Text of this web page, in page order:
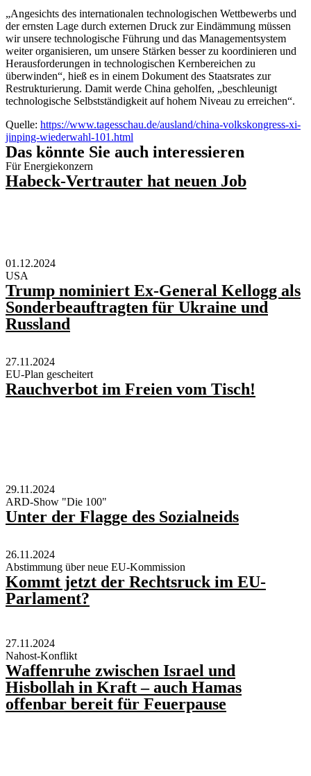
„Angesichts des internationalen technologischen Wettbewerbs und
der ernsten Lage durch externen Druck zur Eindämmung müssen
wir unsere technologische Führung und das Managementsystem
weiter organisieren, um unsere Stärken besser zu koordinieren und
Herausforderungen in technologischen Kernbereichen zu
überwinden“, hieß es in einem Dokument des Staatsrates zur
Restrukturierung. Damit werde China geholfen, „beschleunigt
technologische Selbstständigkeit auf hohem Niveau zu erreichen“.
Quelle: https://www.tagesschau.de/ausland/china-volkskongress-xi-
jinping-wiederwahl-101.html
Das könnte Sie auch interessieren
Für Energiekonzern
Habeck-Vertrauter hat neuen Job
01.12.2024
USA
Trump nominiert Ex-General Kellogg als
Sonderbeauftragten für Ukraine und
Russland
27.11.2024
EU-Plan gescheitert
Rauchverbot im Freien vom Tisch!
29.11.2024
ARD-Show "Die 100"
Unter der Flagge des Sozialneids
26.11.2024
Abstimmung über neue EU-Kommission
Kommt jetzt der Rechtsruck im EU-
Parlament?
27.11.2024
Nahost-Konflikt
Waffenruhe zwischen Israel und
Hisbollah in Kraft – auch Hamas
offenbar bereit für Feuerpause